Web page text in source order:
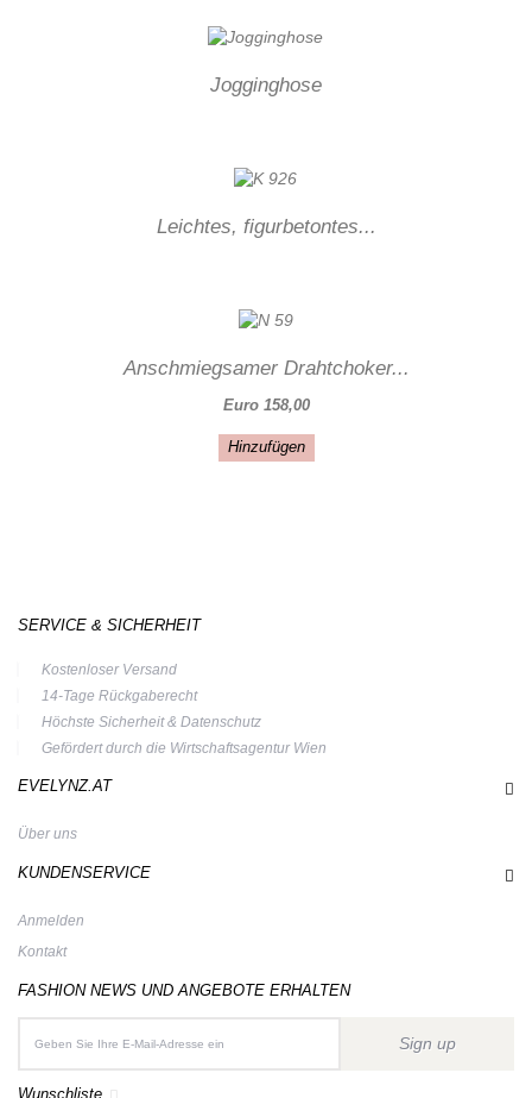
Jogginghose
Leichtes, figurbetontes...
Anschmiegsamer Drahtchoker...
Euro 158,00
Hinzufügen
SERVICE & SICHERHEIT
Kostenloser Versand
14-Tage Rückgaberecht
Höchste Sicherheit & Datenschutz
Gefördert durch die Wirtschaftsagentur Wien
EVELYNZ.AT
Über uns
KUNDENSERVICE
Anmelden
Kontakt
FASHION NEWS UND ANGEBOTE ERHALTEN
Sign up
Wunschliste